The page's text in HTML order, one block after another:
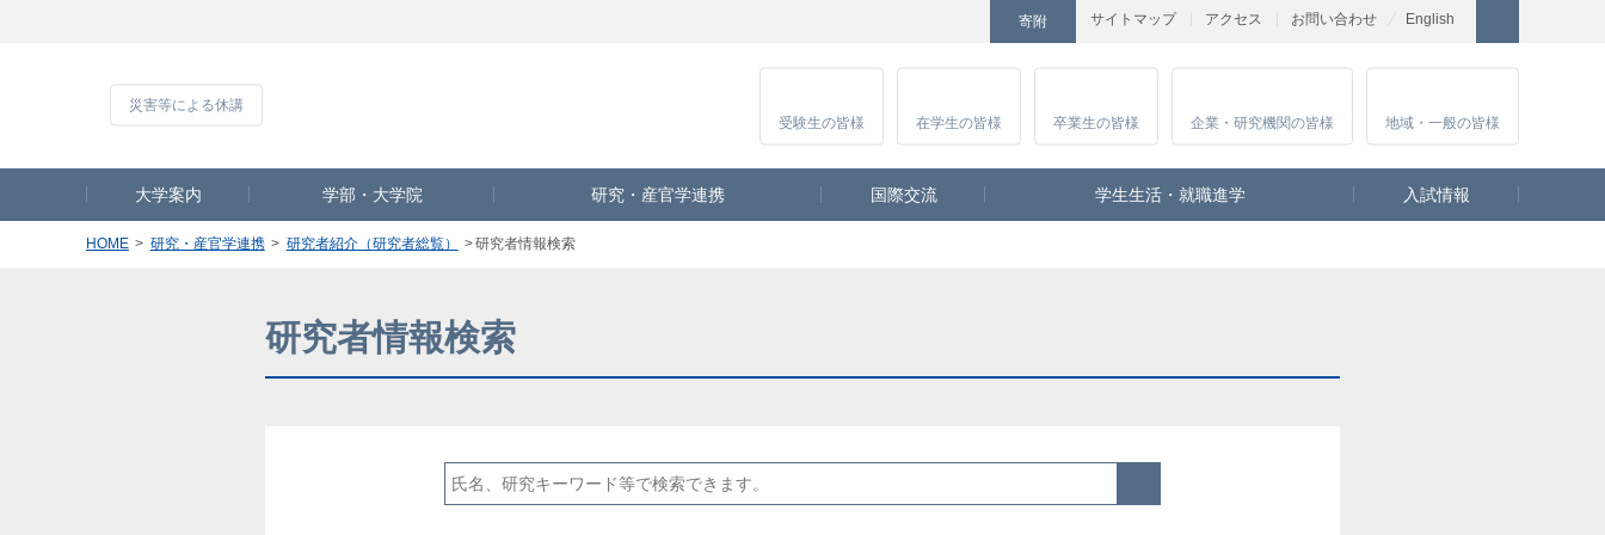
サイトマップ アクセス お問い合わせ
寄附 English
Instagram
受験生の皆様 在学生の皆様 卒業生の皆様 企業・研究機関の皆様 地域・一般の皆様
大学案内 学部・大学院 研究・産官学連携 国際交流 学生生活・就職進学 入試情報
HOME 研究・産官学連携 研究者紹介（研究者総覧） 研究者情報検索
研究者情報検索